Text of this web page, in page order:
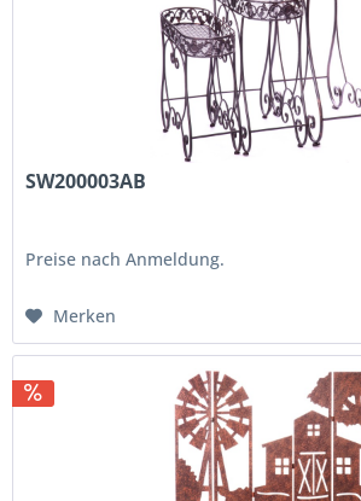
SW200003AB
Preise nach Anmeldung.
Merken